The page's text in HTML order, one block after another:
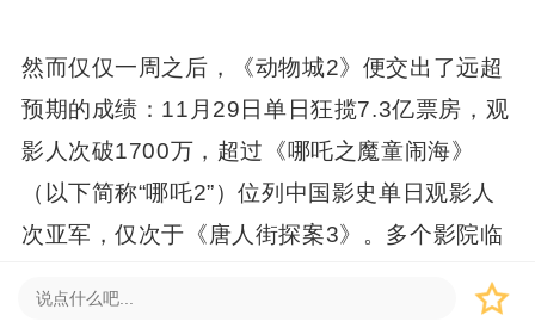
然而仅仅一周之后，《动物城2》便交出了远超
预期的成绩：11月29日单日狂揽7.3亿票房，观
影人次破1700万，超过《哪吒之魔童闹海》
（以下简称“哪吒2”）位列中国影史单日观影人
次亚军，仅次于《唐人街探案3》。多个影院临
时扩招兼职，有的甚至把后勤人员直接拉到前台